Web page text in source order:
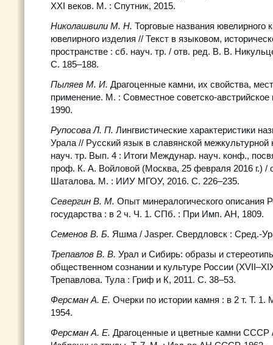
XXI веков. М. : Спутник, 2015.
Николашвили М. Н. Торговые названия ювелирного
ювелирного изделия // Текст в языковом,
пространстве : сб. науч. тр. / отв. ред. В. В.
С. 185–188.
Пыляев М. И. Драгоценные камни, их свойства,
применение. М. : Совместное советско-
1990.
Рупосова Л. П. Лингвистические характеристики
Урала // Русский язык в славянской
науч. тр. Вып. 4 : Итоги Междунар. науч. конф.,
проф. К. А. Войловой (Москва, 25 февраля 2016 г.) /
Шаталова. М. : ИИУ МГОУ, 2016. С. 226–235.
Севергин В. М. Опыт минералогического описания
государства : в 2 ч. Ч. 1. СПб. : При Имп. АН, 1809.
Семенов В. Б. Яшма / Jasper. Свердловск : Сред.-
Трепавлов В. В. Урал и Сибирь: образы и
общественном сознании и культуре России
Трепавлова. Тула : Гриф и К, 2011. С. 38–53.
Ферсман А. Е. Очерки по истории камня : в 2 т. Т.
1954.
Ферсман А. Е. Драгоценные и цветные камни